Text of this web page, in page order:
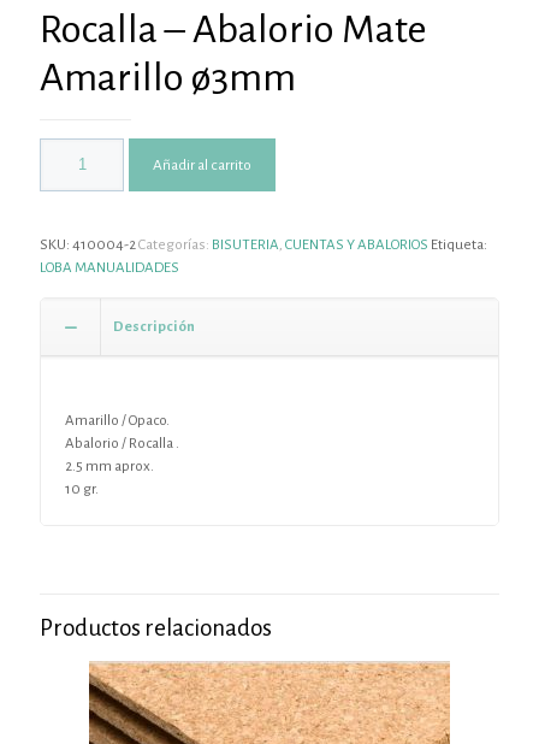
Rocalla – Abalorio Mate
Amarillo ø3mm
Añadir al carrito
SKU: 410004-2Categorías: BISUTERIA, CUENTAS Y ABALORIOS Etiqueta:
LOBA MANUALIDADES
Descripción
Amarillo / Opaco.
Abalorio / Rocalla .
2.5 mm aprox.
10 gr.
Productos relacionados